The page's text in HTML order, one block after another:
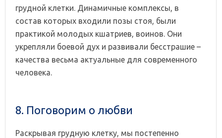
грудной клетки. Динамичные комплексы, в
состав которых входили позы стоя, были
практикой молодых кшатриев, воинов. Они
укрепляли боевой дух и развивали бесстрашие –
качества весьма актуальные для современного
человека.
8. Поговорим о любви
Раскрывая грудную клетку, мы постепенно